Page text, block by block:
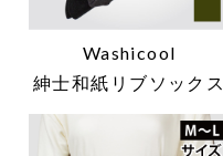
Washicool
紳士和紙リブソックス